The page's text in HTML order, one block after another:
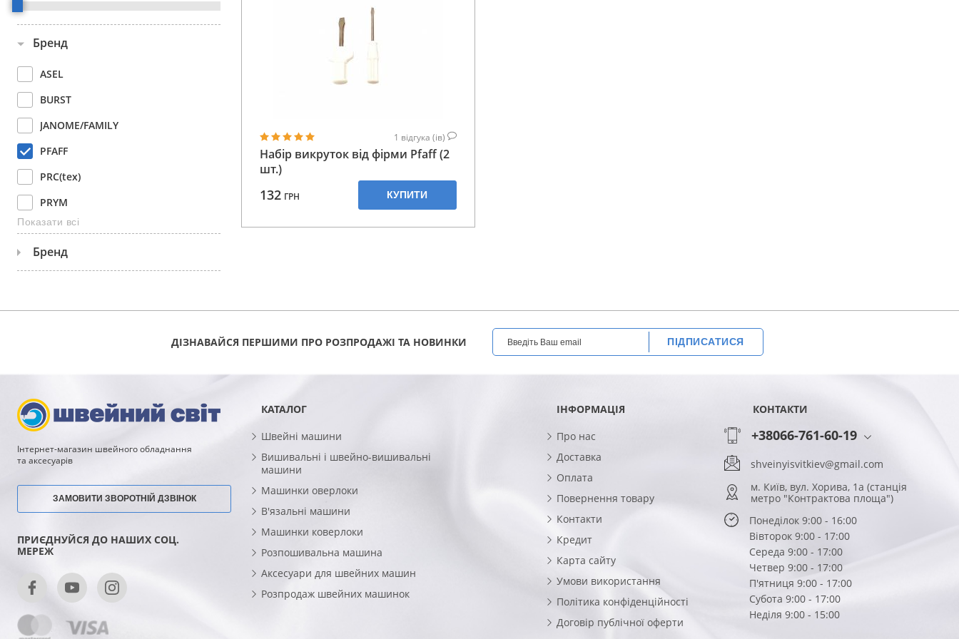
Аксесуари
Бренди
Бренд
ASEL
BURST
JANOME/FAMILY
PFAFF
PRC(tex)
PRYM
SANDEEP
SEW MATE
Показати всі
Бренд
1 відгука (ів)
Набір викруток від фірми Pfaff (2
шт.)
132 ГРН КУПИТИ
ДІЗНАВАЙСЯ ПЕРШИМИ ПРО РОЗПРОДАЖІ ТА НОВИНКИ ПІДПИСАТИСЯ
Інтернет-магазин швейного обладнання
та аксесуарів
ЗАМОВИТИ ЗВОРОТНІЙ ДЗВІНОК
ПРИЄДНУЙСЯ ДО НАШИХ СОЦ.
МЕРЕЖ
КАТАЛОГ
Швейні машини
Вишивальні і швейно-вишивальні
машини
Машинки оверлоки
В'язальні машини
Машинки коверлоки
Розпошивальна машина
Аксесуари для швейних машин
Розпродаж швейних машинок
ІНФОРМАЦІЯ
Про нас
Доставка
Оплата
Повернення товару
Контакти
Кредит
Карта сайту
Умови використання
Політика конфіденційності
Договір публічної оферти
КОНТАКТИ
+38066-761-60-19
shveinyisvitkiev@gmail.com
м. Київ, вул. Хорива, 1а (станція
метро "Контрактова площа")
Понеділок 9:00 - 16:00
Вівторок 9:00 - 17:00
Середа 9:00 - 17:00
Четвер 9:00 - 17:00
П'ятниця 9:00 - 17:00
Субота 9:00 - 17:00
Неділя 9:00 - 15:00